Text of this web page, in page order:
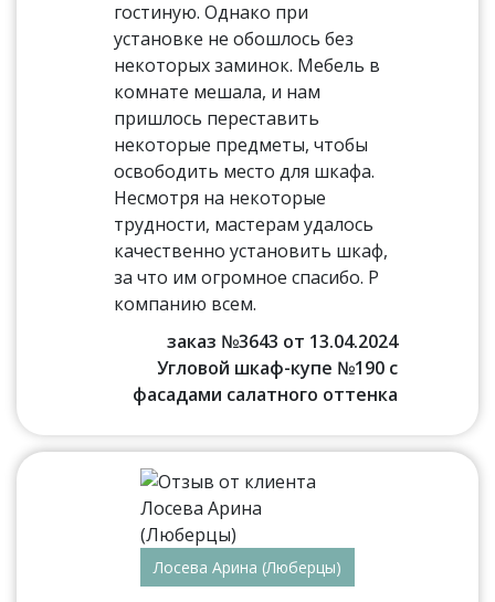
гостиную. Однако при
установке не обошлось без
некоторых заминок. Мебель в
комнате мешала, и нам
пришлось переставить
некоторые предметы, чтобы
освободить место для шкафа.
Несмотря на некоторые
трудности, мастерам удалось
качественно установить шкаф,
за что им огромное спасибо. Р
компанию всем.
заказ №3643 от 13.04.2024
Угловой шкаф-купе №190 с
фасадами салатного оттенка
Лосева Арина (Люберцы)